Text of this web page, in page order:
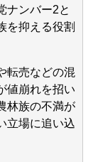
ナンバー2と
を抑える役割
転売などの混
値崩れを招い
林族の不満が
立場に追い込